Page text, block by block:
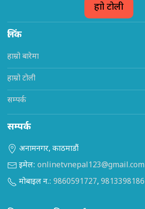
हाम्रो टोली
लिंक
हाम्रो बारेमा
हाम्रो टोली
सम्पर्क
सम्पर्क
अनामनगर, काठमाडौं
इमेल: onlinetvnepal123@gmail.com
मोबाइल न.: 9860591727, 9813398186